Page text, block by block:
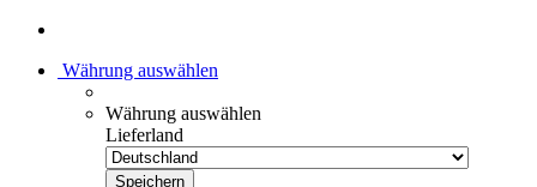
Währung auswählen
Währung auswählen
Lieferland